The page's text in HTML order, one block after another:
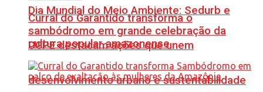
Dia Mundial do Meio Ambiente: Sedurb e
UGPE destacam ações que unem
desenvolvimento urbano e sustentabilidade
Curral do Garantido transforma o
sambódromo em grande celebração da
cultura popular amazonense